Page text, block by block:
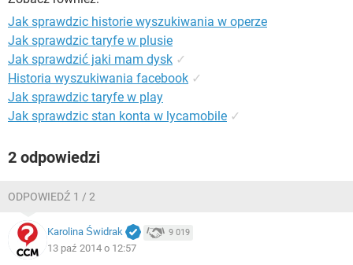
WINDOWS 10
Jak sprawdzic historie wyszukiwania w operze
Jak sprawdzic taryfe w plusie
Jak sprawdzić jaki mam dysk ✓
Historia wyszukiwania facebook ✓
Jak sprawdzic taryfe w play
Jak sprawdzic stan konta w lycamobile ✓
2 odpowiedzi
ODPOWIEDŹ 1 / 2
Karolina Świdrak 9 019
13 paź 2014 o 12:57